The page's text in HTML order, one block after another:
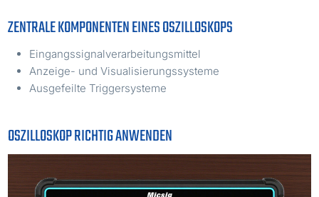
ZENTRALE KOMPONENTEN EINES OSZILLOSKOPS
Eingangssignalverarbeitungsmittel
Anzeige- und Visualisierungssysteme
Ausgefeilte Triggersysteme
OSZILLOSKOP RICHTIG ANWENDEN